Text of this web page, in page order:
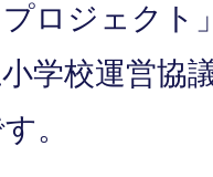
ロジェクト
学校運営協
。